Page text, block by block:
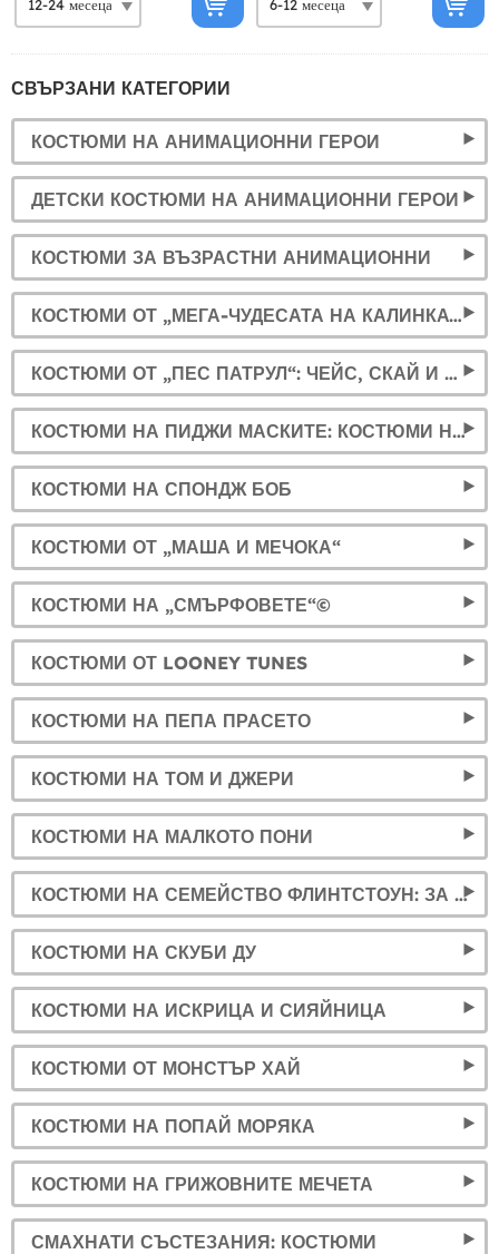
СВЪРЗАНИ КАТЕГОРИИ
КОСТЮМИ НА АНИМАЦИОННИ ГЕРОИ
ДЕТСКИ КОСТЮМИ НА АНИМАЦИОННИ ГЕРОИ
КОСТЮМИ ЗА ВЪЗРАСТНИ АНИМАЦИОННИ
КОСТЮМИ ОТ „МЕГА-ЧУДЕСАТА НА КАЛИНКАТА“ ЗА ДЕЦА И ВЪЗРАСТНИ: ЙО-ЙОТО, МАСКАТА И ПЕРУКАТА НА КАЛИНКАТА
КОСТЮМИ ОТ „ПЕС ПАТРУЛ“: ЧЕЙС, СКАЙ И МАРШАЛ
КОСТЮМИ НА ПИДЖИ МАСКИТЕ: КОСТЮМИ НА КАТБОЙ, ОУЛЕТ И ГЕКО
КОСТЮМИ НА СПОНДЖ БОБ
КОСТЮМИ ОТ „МАША И МЕЧОКА“
КОСТЮМИ НА „СМЪРФОВЕТЕ“©
КОСТЮМИ ОТ LOONEY TUNES
КОСТЮМИ НА ПЕПА ПРАСЕТО
КОСТЮМИ НА ТОМ И ДЖЕРИ
КОСТЮМИ НА МАЛКОТО ПОНИ
КОСТЮМИ НА СЕМЕЙСТВО ФЛИНТСТОУН: ЗА ЦЯЛОТО СЕМЕЙСТВО!
КОСТЮМИ НА СКУБИ ДУ
КОСТЮМИ НА ИСКРИЦА И СИЯЙНИЦА
КОСТЮМИ ОТ МОНСТЪР ХАЙ
КОСТЮМИ НА ПОПАЙ МОРЯКА
КОСТЮМИ НА ГРИЖОВНИТЕ МЕЧЕТА
СМАХНАТИ СЪСТЕЗАНИЯ: КОСТЮМИ